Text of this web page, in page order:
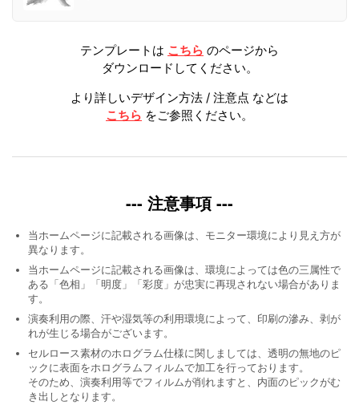
テンプレートは こちら のページから
ダウンロードしてください。
より詳しいデザイン方法 / 注意点 などは
こちら をご参照ください。
--- 注意事項 ---
当ホームページに記載される画像は、モニター環境により見え方が
異なります。
当ホームページに記載される画像は、環境によっては色の三属性で
ある「色相」「明度」「彩度」が忠実に再現されない場合がありま
す。
演奏利用の際、汗や湿気等の利用環境によって、印刷の滲み、剥が
れが生じる場合がございます。
セルロース素材のホログラム仕様に関しましては、透明の無地のピ
ックに表面をホログラムフィルムで加工を行っております。
そのため、演奏利用等でフィルムが削れますと、内面のピックがむ
き出しとなります。